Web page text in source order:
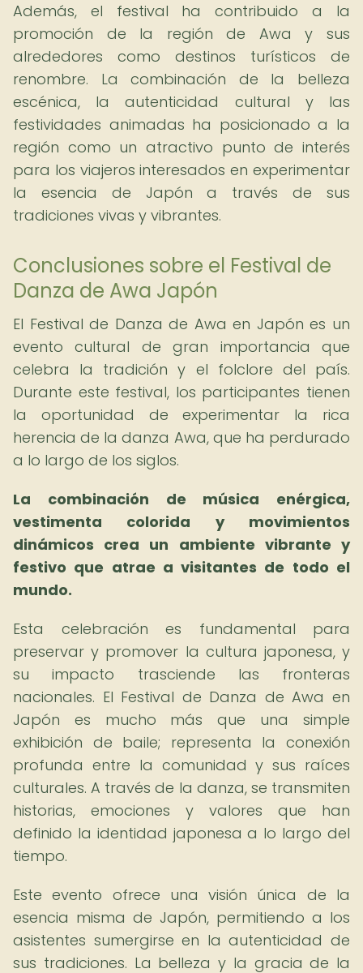
Además, el festival ha contribuido a la
promoción de la región de Awa y sus
alrededores como destinos turísticos de
renombre. La combinación de la belleza
escénica, la autenticidad cultural y las
festividades animadas ha posicionado a la
región como un atractivo punto de interés
para los viajeros interesados en experimentar
la esencia de Japón a través de sus
tradiciones vivas y vibrantes.
Conclusiones sobre el Festival de
Danza de Awa Japón
El Festival de Danza de Awa en Japón es un
evento cultural de gran importancia que
celebra la tradición y el folclore del país.
Durante este festival, los participantes tienen
la oportunidad de experimentar la rica
herencia de la danza Awa, que ha perdurado
a lo largo de los siglos.
La combinación de música enérgica,
vestimenta colorida y movimientos
dinámicos crea un ambiente vibrante y
festivo que atrae a visitantes de todo el
mundo.
Esta celebración es fundamental para
preservar y promover la cultura japonesa, y
su impacto trasciende las fronteras
nacionales. El Festival de Danza de Awa en
Japón es mucho más que una simple
exhibición de baile; representa la conexión
profunda entre la comunidad y sus raíces
culturales. A través de la danza, se transmiten
historias, emociones y valores que han
definido la identidad japonesa a lo largo del
tiempo.
Este evento ofrece una visión única de la
esencia misma de Japón, permitiendo a los
asistentes sumergirse en la autenticidad de
sus tradiciones. La belleza y la gracia de la